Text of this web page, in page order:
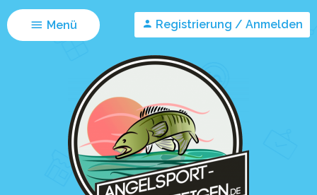
Menü Registrierung / Anmelden